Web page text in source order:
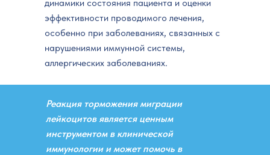
динамики состояния пациента и оценки
эффективности проводимого лечения,
особенно при заболеваниях, связанных с
нарушениями иммунной системы,
аллергических заболеваниях.
Реакция торможения миграции
лейкоцитов является ценным
инструментом в клинической
иммунологии и может помочь в